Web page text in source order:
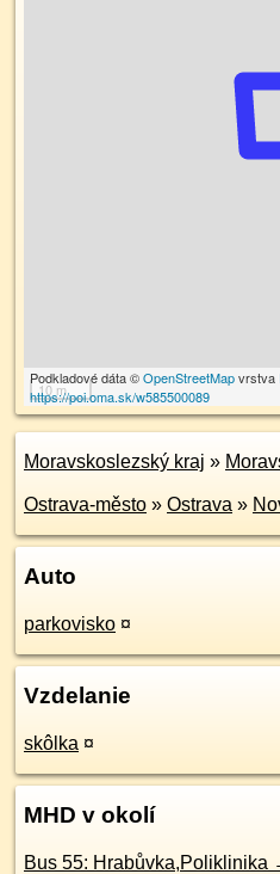
10 m
Podkladové dáta ©OpenStreetMapvrstva
https://poi.oma.sk/w585500089
Moravskoslezský kraj »
Ostrava-město » Ostrava »
Auto
parkovisko ¤
Vzdelanie
skôlka ¤
MHD v okolí
Bus 55: Hrabůvka,Poliklinika